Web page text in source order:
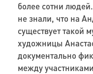
более сотни
не знали, что на
существует такой
художницы
документально
между